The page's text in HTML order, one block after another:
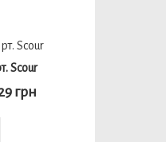
Scour
грн